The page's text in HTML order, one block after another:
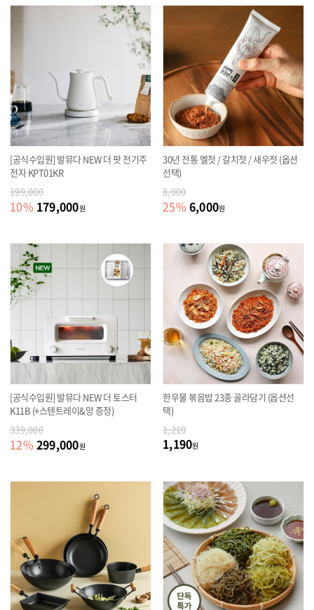
[공식수입원] 발뮤다 NEW 더 팟 전기주
전자 KPT01KR
199,000
10% 179,000원
30년 전통 멜젓 / 갈치젓 / 새우젓 (옵션
선택)
8,000
25% 6,000원
[공식수입원] 발뮤다 NEW 더 토스터
K11B (+스텐트레이&망 증정)
339,000
12% 299,000원
한우물 볶음밥 23종 골라담기 (옵션선
택)
1,210
1,190원